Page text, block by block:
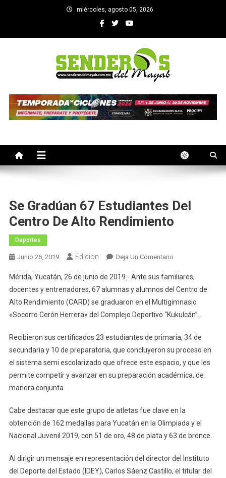
miércoles, agosto 05, 2026
SENDEROS DEL MAYAB
Se Gradúan 67 Estudiantes Del
Centro De Alto Rendimiento
Deportes
Junio 26, 2019 Edicion Deja Un ComentarioEn
Gradúan
67
Estudiantes
Del
De
Alto
Rendimiento
Mérida, Yucatán, 26 de junio de 2019.- Ante sus familiares,
docentes y entrenadores, 67 alumnas y alumnos del Centro de
Alto Rendimiento (CARD) se graduaron en el Multigimnasio
«Socorro Cerón Herrera» del Complejo Deportivo “Kukulcán”.
Recibieron sus certificados 23 estudiantes de primaria, 34 de
secundaria y 10 de preparatoria, que concluyeron su proceso en
el sistema semi escolarizado que ofrece este espacio, y que les
permite competir y avanzar en su preparación académica, de
manera conjunta.
Cabe destacar que este grupo de atletas fue clave en la
obtención de 162 medallas para Yucatán en la Olimpiada y el
Nacional Juvenil 2019, con 51 de oro, 48 de plata y 63 de bronce.
Al dirigir un mensaje en representación del director del Instituto
del Deporte del Estado (IDEY), Carlos Sáenz Castillo, el titular del